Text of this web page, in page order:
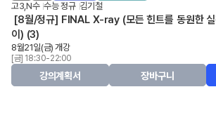
고3,N수 수능 정규 김기철
[8월/정규] FINAL X-ray (모든 힌트를 동원한
이) (3)
8월21일(금) 개강
[금] 18:30-22:00
강의계획서 장바구니